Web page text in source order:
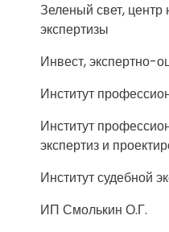
Зеленый свет, центр
экспертизы
Инвест, экспертно-
Институт
Институт
экспертиз и
Институт судебной
ИП Смолькин О.Г.